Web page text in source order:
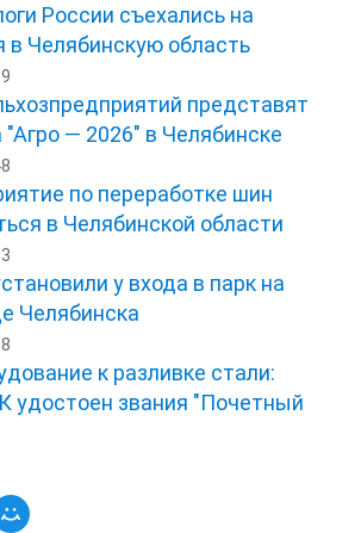
России съехались на
в Челябинскую область
представят
— 2026" в Челябинске
по переработке шин
в Челябинской области
у входа в парк на
Челябинска
к разливке стали:
удостоен звания "Почетный